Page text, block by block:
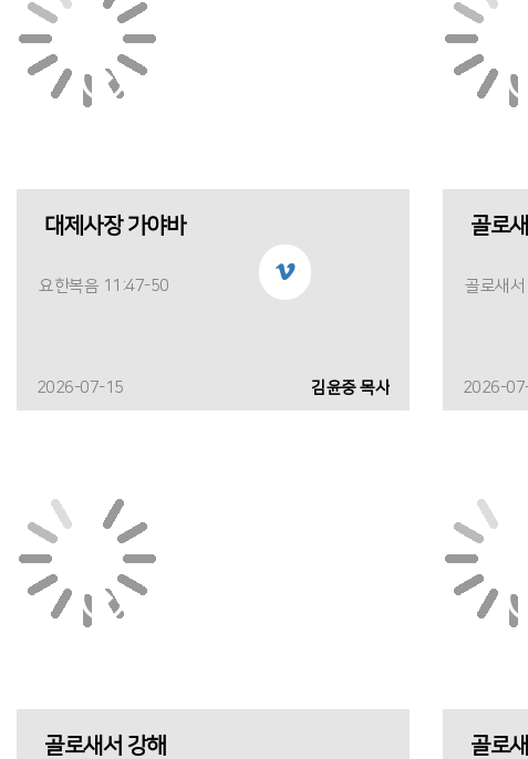
대제사장 가야바
요한복음 11:47-50
2026-07-15 김윤중 목사
골로
골로새
2026-
골로새서 강해 골로